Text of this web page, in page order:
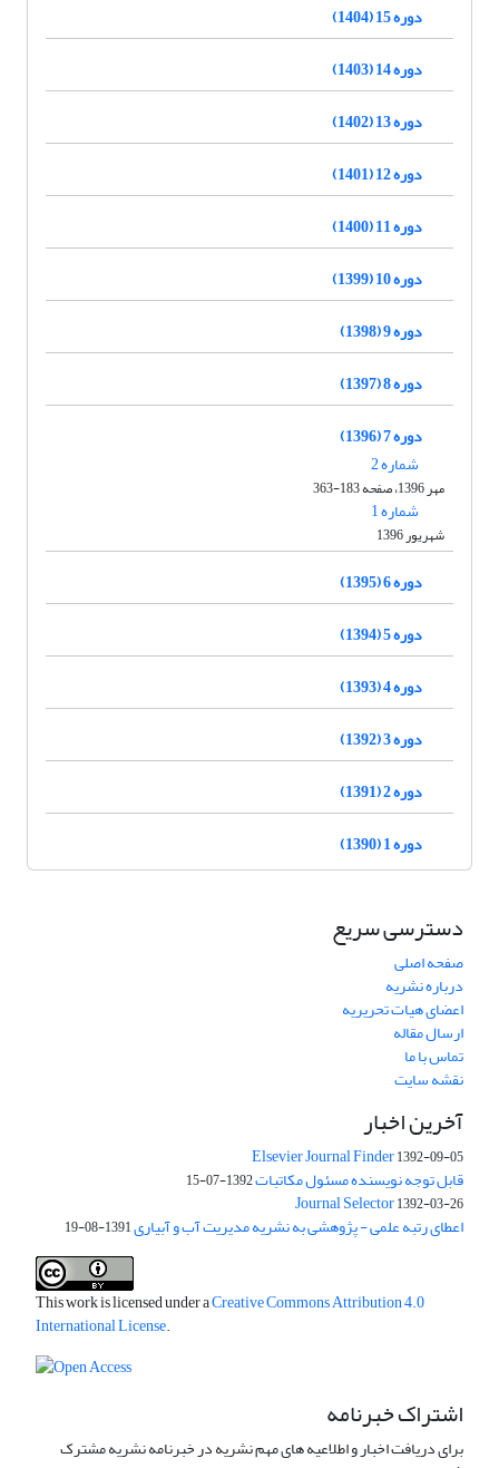
دوره 15 (1404)
دوره 14 (1403)
دوره 13 (1402)
دوره 12 (1401)
دوره 11 (1400)
دوره 10 (1399)
دوره 9 (1398)
دوره 8 (1397)
دوره 7 (1396)
شماره 2
مهر 1396، صفحه 183-363
شماره 1
شهریور 1396
دوره 6 (1395)
دوره 5 (1394)
دوره 4 (1393)
دوره 3 (1392)
دوره 2 (1391)
دوره 1 (1390)
دسترسی سریع
صفحه اصلی
درباره نشریه
اعضای هیات تحریریه
ارسال مقاله
تماس با ما
نقشه سایت
آخرین اخبار
Elsevier Journal Finder1392-09-05
قابل توجه نویسنده مسئول مکاتبات1392-07-15
Journal Selector1392-03-26
اعطای رتبه علمی - پژوهشی به نشریه مدیریت آب و آبیاری1391-08-19
This work is licensed under aCreative Commons Attribution 4.0
International License.
اشتراک خبرنامه
برای دریافت اخبار و اطلاعیه های مهم نشریه در خبرنامه نشریه مشترک